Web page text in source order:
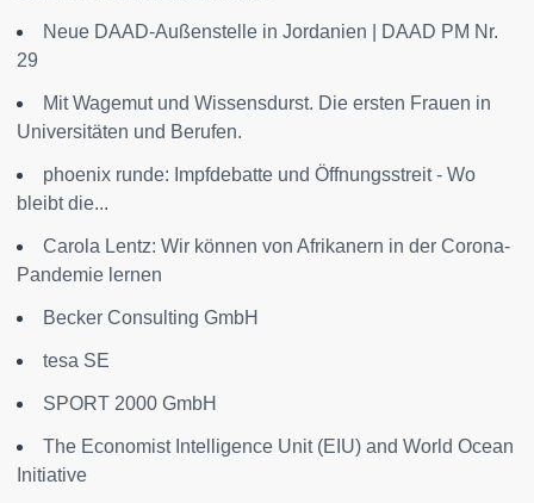
Neue DAAD-Außenstelle in Jordanien | DAAD PM Nr.
29
Mit Wagemut und Wissensdurst. Die ersten Frauen in
Universitäten und Berufen.
phoenix runde: Impfdebatte und Öffnungsstreit - Wo
bleibt die...
Carola Lentz: Wir können von Afrikanern in der Corona-
Pandemie lernen
Becker Consulting GmbH
tesa SE
SPORT 2000 GmbH
The Economist Intelligence Unit (EIU) and World Ocean
Initiative